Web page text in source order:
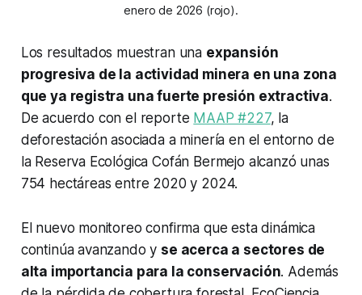
enero de 2026 (rojo).
Los resultados muestran una expansión
progresiva de la actividad minera en una zona
que ya registra una fuerte presión extractiva.
De acuerdo con el reporte MAAP #227, la
deforestación asociada a minería en el entorno de
la Reserva Ecológica Cofán Bermejo alcanzó unas
754 hectáreas entre 2020 y 2024.
El nuevo monitoreo confirma que esta dinámica
continúa avanzando y se acerca a sectores de
alta importancia para la conservación. Además